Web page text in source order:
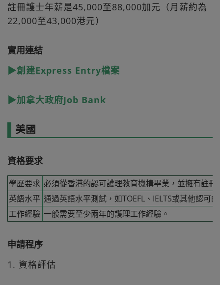
註冊護士年薪是45,000至88,000加元（月薪約為
22,000至43,000港元）
實用連結
▶創建Express Entry檔案
▶加拿大政府Job Bank
美國
資格要求
學歷要求 必須從香港的認可護理教育機構畢業，並擁有註冊
英語水平 通過英語水平測試，如TOEFL、IELTS或其他認可
工作經驗 一般需要至少兩年的護理工作經驗。
申請程序
1. 資格評估